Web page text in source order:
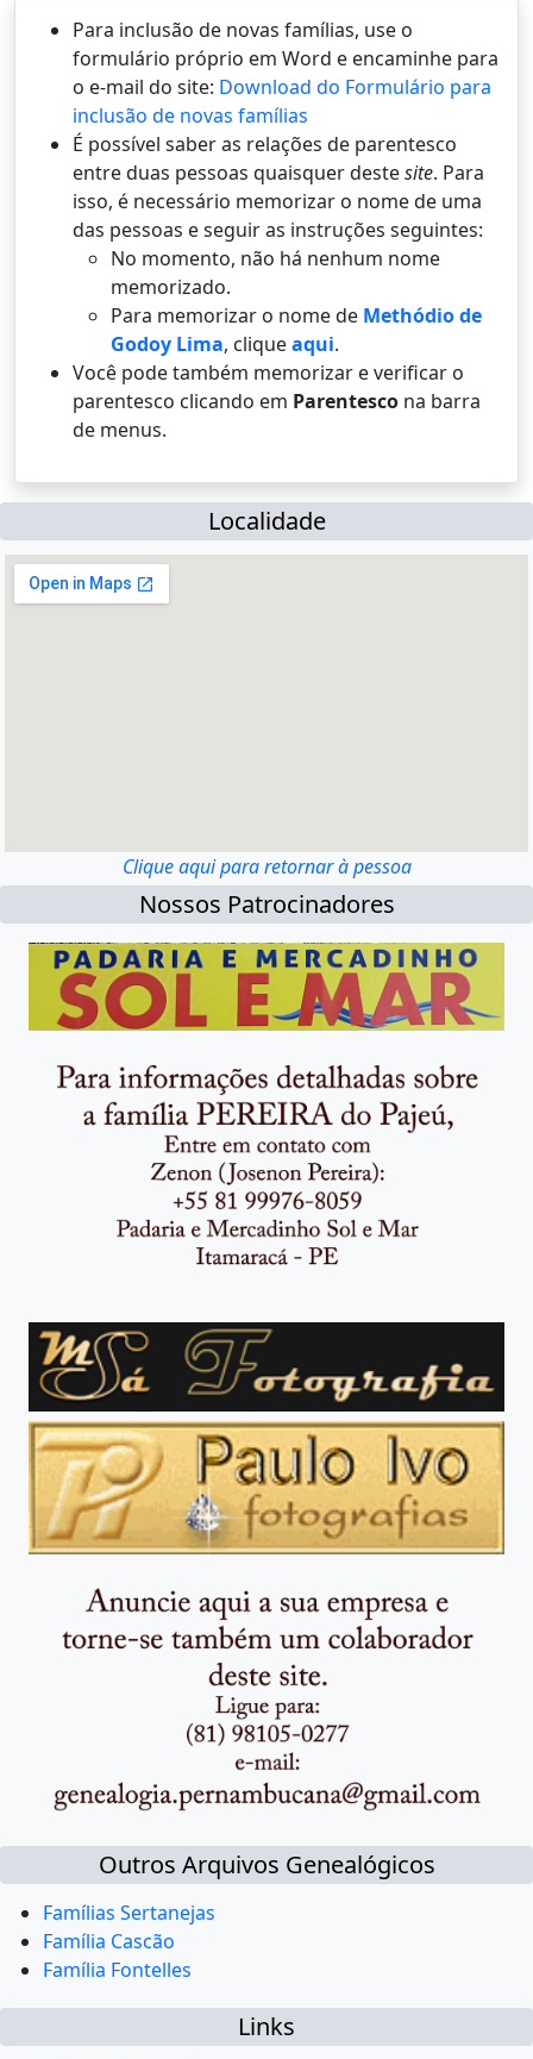
Para inclusão de novas famílias, use o
formulário próprio em Word e encaminhe para
o e-mail do site: Download do Formulário para
inclusão de novas famílias
É possí­vel saber as relações de parentesco
entre duas pessoas quaisquer destesite. Para
isso, é necessário memorizar o nome de uma
das pessoas e seguir as instruções seguintes:
No momento, não há nenhum nome
memorizado.
Para memorizar o nome de Methódio de
Godoy Lima, cliqueaqui.
Você pode também memorizar e verificar o
parentesco clicando em Parentesco na barra
de menus.
Localidade
Clique aqui para retornar à pessoa
Nossos Patrocinadores
Outros Arquivos Genealógicos
Famílias Sertanejas
Família Cascão
Família Fontelles
Links